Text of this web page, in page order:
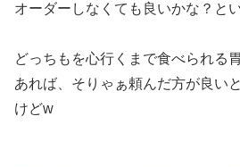
オーダーしなくても良いかな？と
どっちもを心行くまで食べられる
あれば、そりゃぁ頼んだ方が良い
けどw